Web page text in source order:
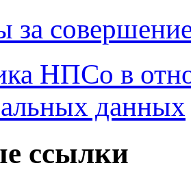
за
НПСо в
данных
ссылки